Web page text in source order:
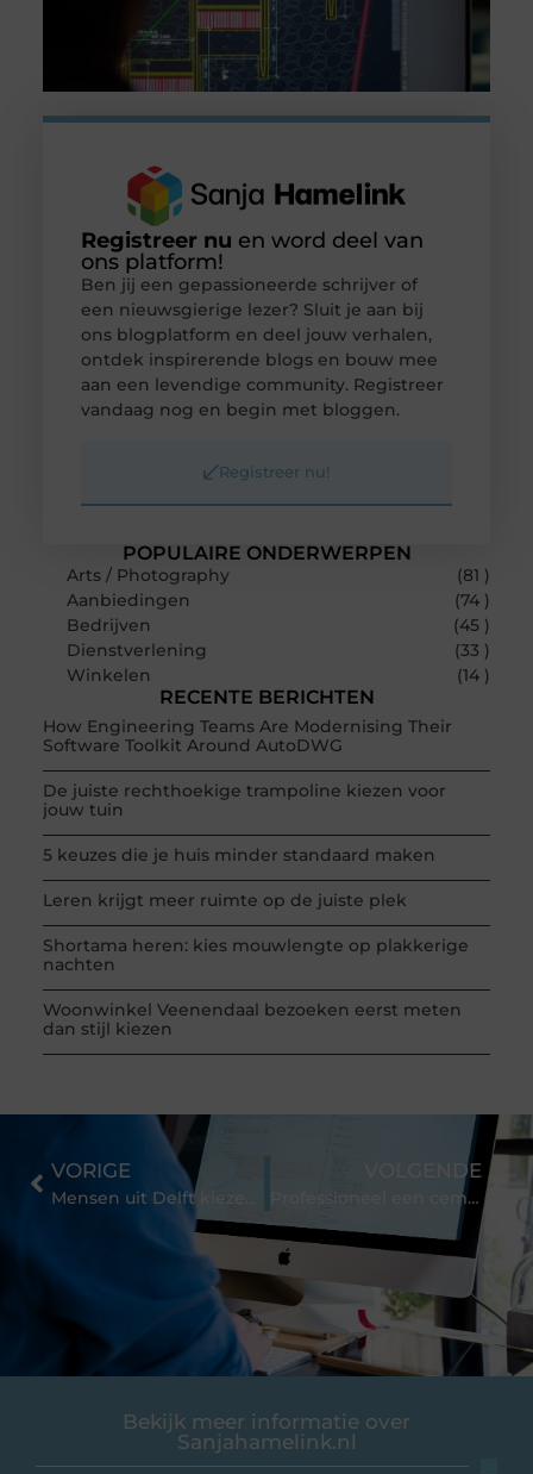
POPULAIRE ONDERWERPEN
Arts / Photography
(81 )
Aanbiedingen
(74 )
Bedrijven
(45 )
Dienstverlening
(33 )
Winkelen
(14 )
RECENTE BERICHTEN
How Engineering Teams Are Modernising Their
Software Toolkit Around AutoDWG
De juiste rechthoekige trampoline kiezen voor
jouw tuin
5 keuzes die je huis minder standaard maken
Leren krijgt meer ruimte op de juiste plek
Shortama heren: kies mouwlengte op plakkerige
nachten
Woonwinkel Veenendaal bezoeken eerst meten
dan stijl kiezen
Registreer nu en word deel van
ons platform!
Ben jij een gepassioneerde schrijver of
een nieuwsgierige lezer? Sluit je aan bij
ons blogplatform en deel jouw verhalen,
ontdek inspirerende blogs en bouw mee
aan een levendige community. Registreer
vandaag nog en begin met bloggen.
Registreer nu!
Bekijk meer informatie over
Sanjahamelink.nl
VORIGE
Mensen uit Delft kiezen massaal voor lokaal SEO bureau
VOLGENDE
Professioneel een cementdekvloer laten leggen